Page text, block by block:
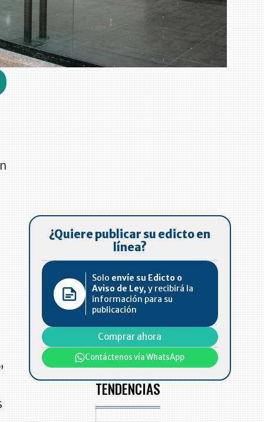
¿Quiere publicar su edicto en
línea?
Solo envíe su Edicto o
Aviso de Ley, y recibirá la
información para su
publicación
Comprar ahora
Contáctenos vía WhatsApp
TENDENCIAS